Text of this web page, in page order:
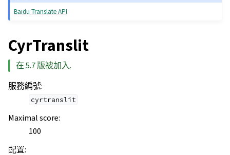
Baidu Translate API
CyrTranslit
在 5.7 版被加入.
服務編號:
cyrtranslit
Maximal score:
100
配置: